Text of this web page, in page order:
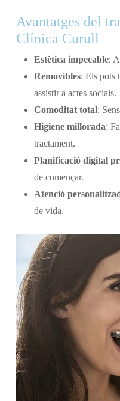
Avantatges del
Clínica Curull
Estètica impecable:
Removibles: Els pots
assistir a actes socials.
Comoditat total:
Higiene millorada:
tractament.
Planificació digital
de començar.
Atenció
de vida.